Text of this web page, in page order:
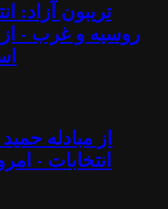
تریبون آزاد:
روسیه و غرب - از
از مبادله
انتخابات -